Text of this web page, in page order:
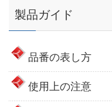
製品ガイド
品番の表し方
使用上の注意